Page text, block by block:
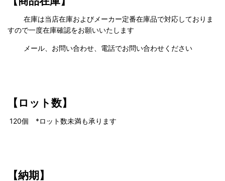
在庫は当店在庫およびメーカー定番在庫品で対応しておりま
すので一度在庫確認をお願いいたします
メール、お問い合わせ、電話でお問い合わせください
【ロット数】
120個 *ロット数未満も承ります
【納期】